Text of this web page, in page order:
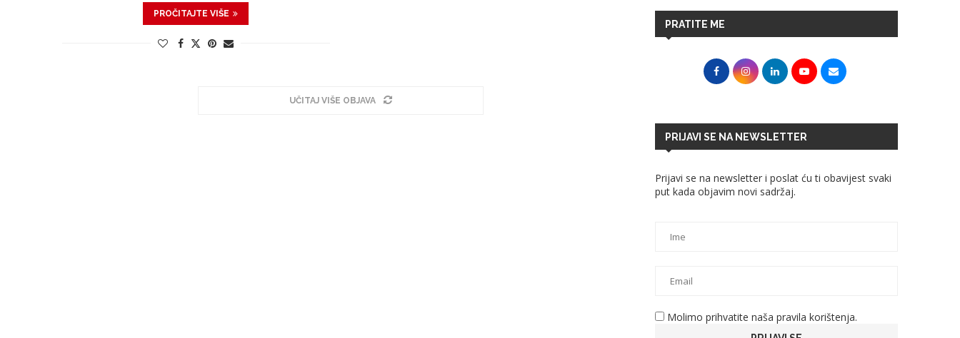
PROČITAJTE VIŠE
UČITAJ VIŠE OBJAVA
PRATITE ME
PRIJAVI SE NA NEWSLETTER
Prijavi se na newsletter i poslat ću ti obavijest svaki
put kada objavim novi sadržaj.
Molimo prihvatite naša pravila korištenja.